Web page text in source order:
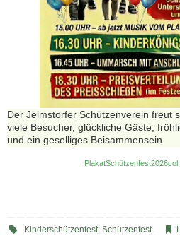
Der Jelmstorfer Schützenverein freut
viele Besucher, glückliche Gäste,
und ein geselliges Beisammensein.
PlakatSchützenfest2026col
Kinderschützenfest, Schützenfest.